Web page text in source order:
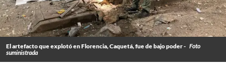
El artefacto que explotó en Florencia, Caquetá, fue de bajo poder - Foto
suministrada